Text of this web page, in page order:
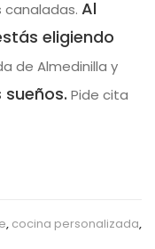
Al
eligiendo
de Almedinilla y
Pide cita
, cocina personalizada,